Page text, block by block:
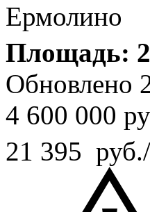
Ермолино
Площадь:
Обновлено
4 600 000
21 395